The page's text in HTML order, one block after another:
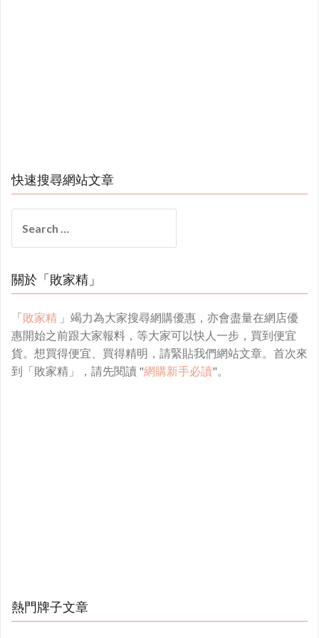
快速搜尋網站文章
for:
關於「敗家精」
「敗家精 」竭力為大家搜尋網購優惠，亦會盡量在網店優
惠開始之前跟大家報料，等大家可以快人一步，買到便宜
貨。想買得便宜、買得精明，請緊貼我們網站文章。首次來
到「敗家精」，請先閱讀 "網購新手必讀"。
熱門牌子文章